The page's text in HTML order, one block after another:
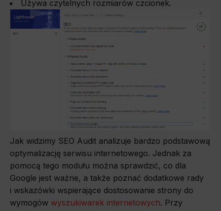
Używa czytelnych rozmiarów czcionek.
Jak widzimy SEO Audit analizuje bardzo podstawową
optymalizację serwisu internetowego. Jednak za
pomocą tego modułu można sprawdzić, co dla
Google jest ważne, a także poznać dodatkowe rady
i wskazówki wspierające dostosowanie strony do
wymogów wyszukiwarek internetowych. Przy